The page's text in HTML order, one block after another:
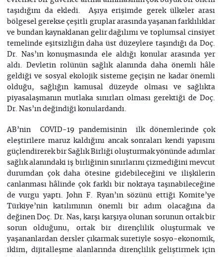
taşıdığını da ekledi. Aşıya erişimde gerek ülkeler arası
bölgesel gerekse çeşitli gruplar arasında yaşanan farklılıklar
ve bundan kaynaklanan gelir dağılımı ve toplumsal cinsiyet
temelinde eşitsizliğin daha üst düzeylere taşındığı da Doç.
Dr. Nas’ın konuşmasında ele aldığı konular arasında yer
aldı. Devletin rolünün sağlık alanında daha önemli hâle
geldiği ve sosyal ekolojik sisteme geçişin ne kadar önemli
olduğu, sağlığın kamusal düzeyde olması ve sağlıkta
piyasalaşmanın mutlaka sınırları olması gerektiği de Doç.
Dr. Nas’ın değindiği konulardandı.
AB’nin COVID-19 pandemisinin ilk dönemlerinde çok
eleştirilere maruz kaldığını ancak sonraları kendi yapısını
güçlendirerek bir Sağlık Birliği oluşturmak yönünde adımlar
sağlık alanındaki iş birliğinin sınırlarını çizmediğini mevcut
durumdan çok daha ötesine gidebileceğini ve ilişkilerin
canlanması hâlinde çok farklı bir noktaya taşınabileceğine
de vurgu yaptı. John F. Ryan’ın sözünü ettiği Komite’ye
Türkiye’nin katılımının önemli bir adım olacağına da
değinen Doç. Dr. Nas, karşı karşıya olunan sorunun ortak bir
sorun olduğunu, ortak bir dirençlilik oluşturmak ve
yaşananlardan dersler çıkarmak suretiyle sosyo-ekonomik,
iklim, dijitalleşme alanlarında dirençlilik geliştirmek için